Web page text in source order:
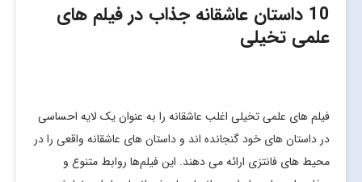
10 داستان عاشقانه جذاب در فیلم های
علمی تخیلی
فیلم های علمی تخیلی اغلب عاشقانه را به عنوان یک لایه احساسی
در داستان های خود گنجانده اند و داستان های عاشقانه واقعی را در
محیط های فانتزی ارائه می دهند. این فیلم‌ها روابط متنوع و